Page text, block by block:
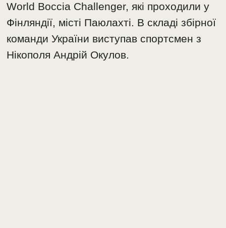
World Boccia Challenger, які проходили у
Фінляндії, місті Паюлахті. В складі збірної
команди України виступав спортсмен з
Нікополя Андрій Окулов.